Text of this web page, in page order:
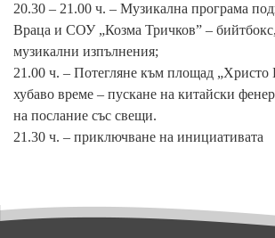
20.30 – 21.00 ч. – Музикална програма
Враца и СОУ „Козма Тричков” –
музикални изпълнения;
21.00 ч. – Потегляне към площад „Христо
хубаво време – пускане на китайски
на послание със свещи.
21.30 ч. – приключване на инициативата